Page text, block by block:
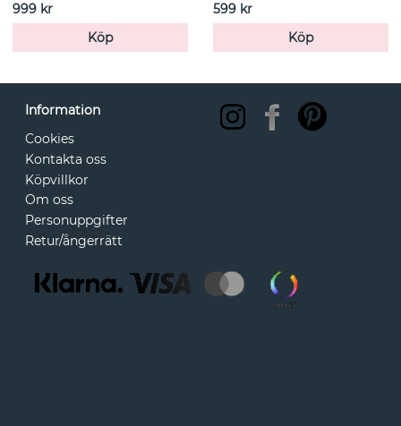
999 kr
Köp
599 kr
Köp
Information
Cookies
Kontakta oss
Köpvillkor
Om oss
Personuppgifter
Retur/ångerrätt